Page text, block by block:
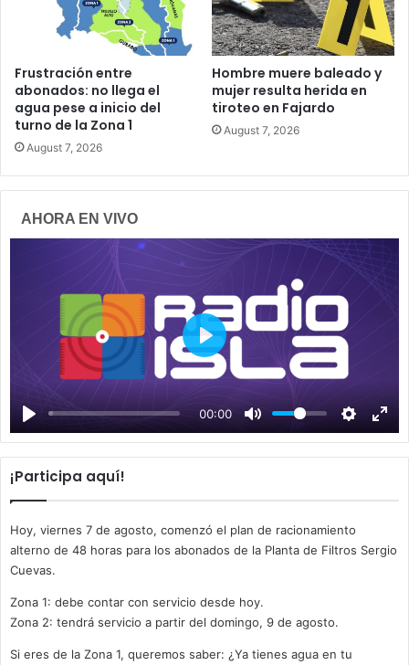
Frustración entre
abonados: no llega el
agua pese a inicio del
turno de la Zona 1
August 7, 2026
Hombre muere baleado y
mujer resulta herida en
tiroteo en Fajardo
August 7, 2026
AHORA EN VIVO
00:00
P
a
y
¡Participa aquí!
Hoy, viernes 7 de agosto, comenzó el plan de racionamiento
alterno de 48 horas para los abonados de la Planta de Filtros Sergio
Cuevas.
Zona 1: debe contar con servicio desde hoy.
Zona 2: tendrá servicio a partir del domingo, 9 de agosto.
Si eres de la Zona 1, queremos saber: ¿Ya tienes agua en tu